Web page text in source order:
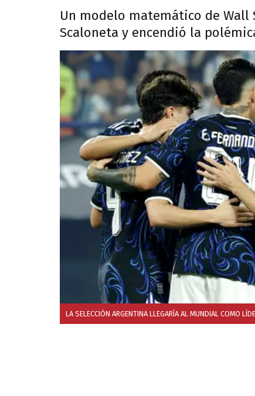
Un modelo matemático de
Scaloneta y encendió la
LA SELECCIÓN ARGENTINA LLEGARÍA AL MUNDIAL COMO